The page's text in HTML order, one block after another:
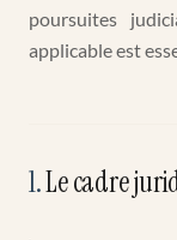
poursuites
applicable est
1.Le cadre